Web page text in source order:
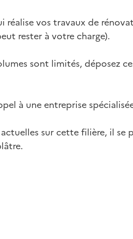
réalise vos travaux de
rester à votre charge).
sont limités, déposez
à une entreprise
sur cette filière, il